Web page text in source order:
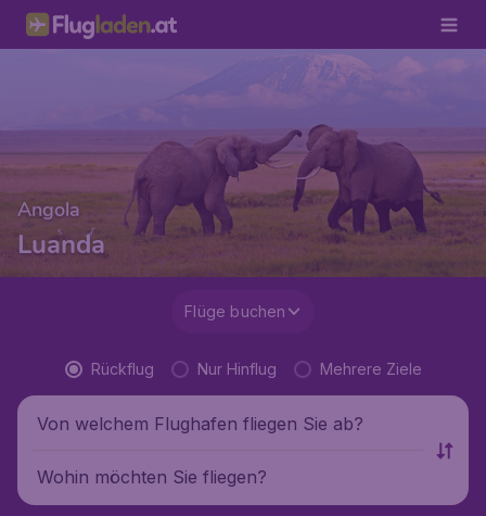
Angola
Luanda
Flüge buchen
Rückflug Nur Hinflug Mehrere Ziele
Von welchem Flughafen fliegen Sie ab?
Wohin möchten Sie fliegen?